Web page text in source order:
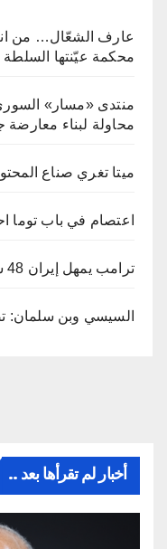
عارف الشعّال… من
محكمة عيّنتها السلطة
منتدى «مسار»
محاولة لبناء معارضة
ميتا تغري صناع
اعتصام في باب توما
ترامب يمهل إيران 48 ساعة ويفتح باب التصعيد
السيسي وبن سلمان:
أخبار لم تقرأها بعد ..